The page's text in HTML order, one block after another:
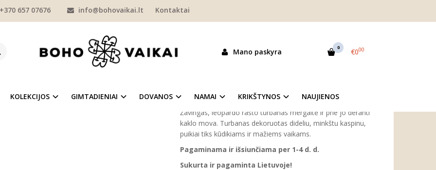
657 07676 info@bohovaikai.lt Kontaktai
Mano paskyra 0 €000
KOLEKCIJOS GIMTADIENIAI DOVANOS NAMAI KRIKŠTYNOS NAUJIENOS
RAŠTO TURBANAS MERGAITEI IR KAKLO MOVA "KATYTĖ"
Žavingas, leopardo rašto turbanas mergaitė ir prie jo deranti
kaklo mova. Turbanas dekoruotas dideliu, minkštu kaspinu,
puikiai tiks kūdikiams ir mažiems vaikams.
Pagaminama ir išsiunčiama per 1-4 d. d.
Sukurta ir pagaminta Lietuvoje!